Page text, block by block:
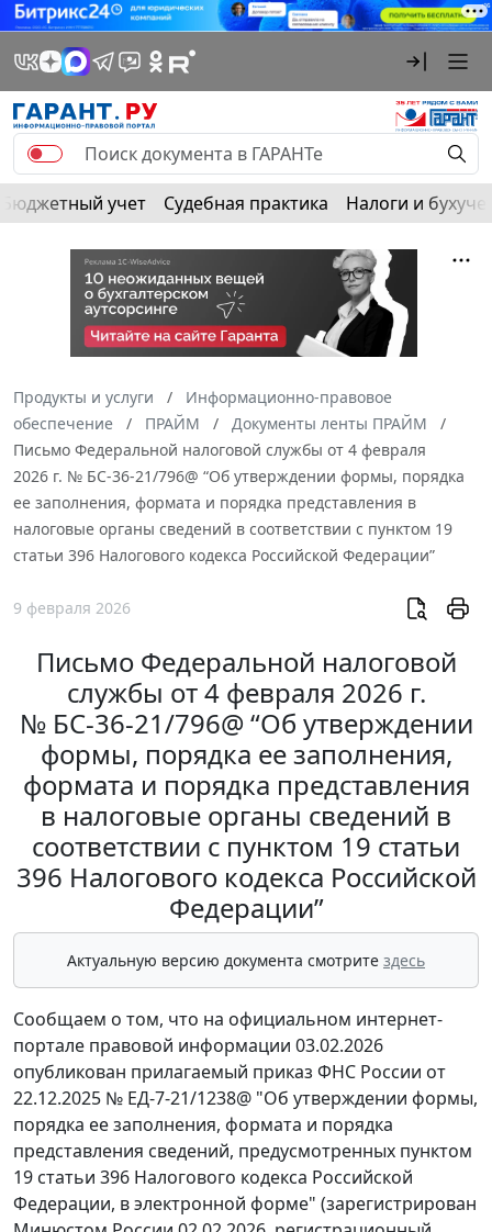
Бюджетный учет Судебная практика Налоги и
Продукты и услуги
Информационно-правовое
обеспечение
ПРАЙМ
Документы ленты ПРАЙМ
Письмо Федеральной налоговой службы от 4 февраля
2026 г. № БС-36-21/796@ “Об утверждении формы, порядка
ее заполнения, формата и порядка представления в
налоговые органы сведений в соответствии с пунктом 19
статьи 396 Налогового кодекса Российской Федерации”
9 февраля 2026
Письмо Федеральной налоговой
службы от 4 февраля 2026 г.
№ БС-36-21/796@ “Об утверждении
формы, порядка ее заполнения,
формата и порядка представления
в налоговые органы сведений в
соответствии с пунктом 19 статьи
396 Налогового кодекса Российской
Федерации”
Актуальную версию документа смотрите здесь
Сообщаем о том, что на официальном интернет-
портале правовой информации 03.02.2026
опубликован прилагаемый приказ ФНС России от
22.12.2025 № ЕД-7-21/1238@ "Об утверждении формы,
порядка ее заполнения, формата и порядка
представления сведений, предусмотренных пунктом
19 статьи 396 Налогового кодекса Российской
Федерации, в электронной форме" (зарегистрирован